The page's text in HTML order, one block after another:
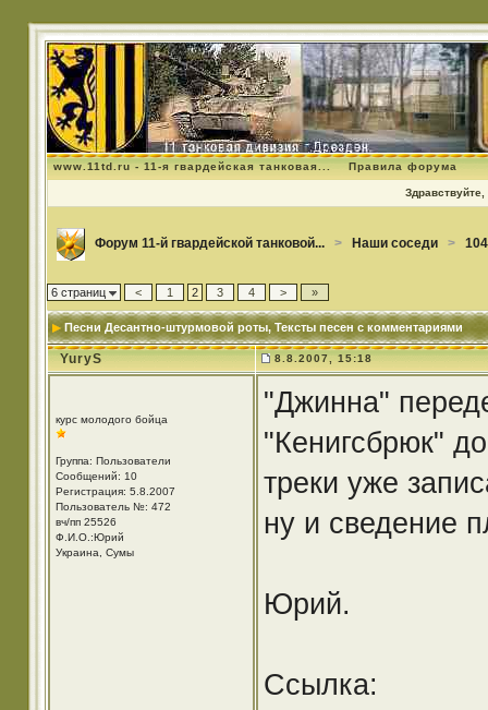
www.11td.ru - 11-я гвардейская танковая... Правила форума
Здравствуйте,
Форум 11-й гвардейской танковой... > Наши соседи >
6 страниц < 1 2 3 4 > »
Песни Десантно-штурмовой роты, Тексты песен с комментариями
YuryS 8.8.2007, 15:18
курс молодого бойца
Группа: Пользователи
Сообщений: 10
Регистрация: 5.8.2007
Пользователь №: 472
вч/пп 25526
Ф.И.О.:Юрий
Украина, Сумы
"Джинна"
"Кенигсбрюк"
треки уже
ну и сведение
Юрий.
Ссылка: